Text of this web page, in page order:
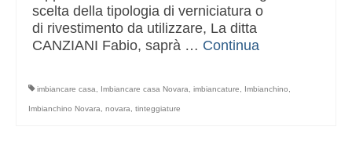
scelta della tipologia di verniciatura o
di rivestimento da utilizzare, La ditta
CANZIANI Fabio, saprà … Continua
imbiancare casa, Imbiancare casa Novara, imbiancature, Imbianchino,
Imbianchino Novara, novara, tinteggiature